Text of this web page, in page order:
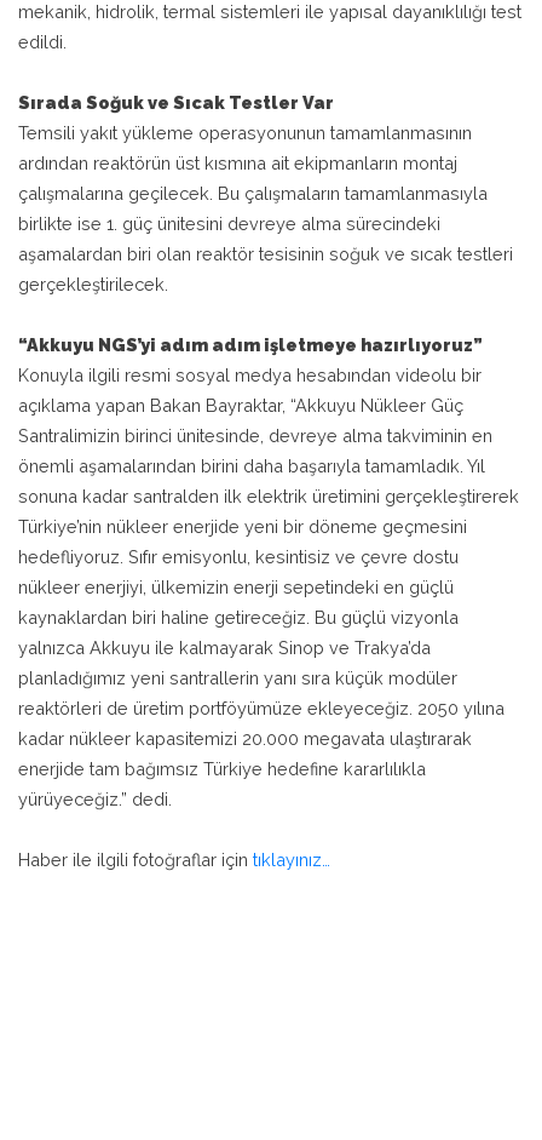
mekanik, hidrolik, termal sistemleri ile yapısal dayanıklılığı test
edildi.
Sırada Soğuk ve Sıcak Testler Var
Temsili yakıt yükleme operasyonunun tamamlanmasının
ardından reaktörün üst kısmına ait ekipmanların montaj
çalışmalarına geçilecek. Bu çalışmaların tamamlanmasıyla
birlikte ise 1. güç ünitesini devreye alma sürecindeki
aşamalardan biri olan reaktör tesisinin soğuk ve sıcak testleri
gerçekleştirilecek.
“Akkuyu NGS’yi adım adım işletmeye hazırlıyoruz”
Konuyla ilgili resmi sosyal medya hesabından videolu bir
açıklama yapan Bakan Bayraktar, “Akkuyu Nükleer Güç
Santralimizin birinci ünitesinde, devreye alma takviminin en
önemli aşamalarından birini daha başarıyla tamamladık. Yıl
sonuna kadar santralden ilk elektrik üretimini gerçekleştirerek
Türkiye’nin nükleer enerjide yeni bir döneme geçmesini
hedefliyoruz. Sıfır emisyonlu, kesintisiz ve çevre dostu
nükleer enerjiyi, ülkemizin enerji sepetindeki en güçlü
kaynaklardan biri haline getireceğiz. Bu güçlü vizyonla
yalnızca Akkuyu ile kalmayarak Sinop ve Trakya’da
planladığımız yeni santrallerin yanı sıra küçük modüler
reaktörleri de üretim portföyümüze ekleyeceğiz. 2050 yılına
kadar nükleer kapasitemizi 20.000 megavata ulaştırarak
enerjide tam bağımsız Türkiye hedefine kararlılıkla
yürüyeceğiz.” dedi.
Haber ile ilgili fotoğraflar için tıklayınız…